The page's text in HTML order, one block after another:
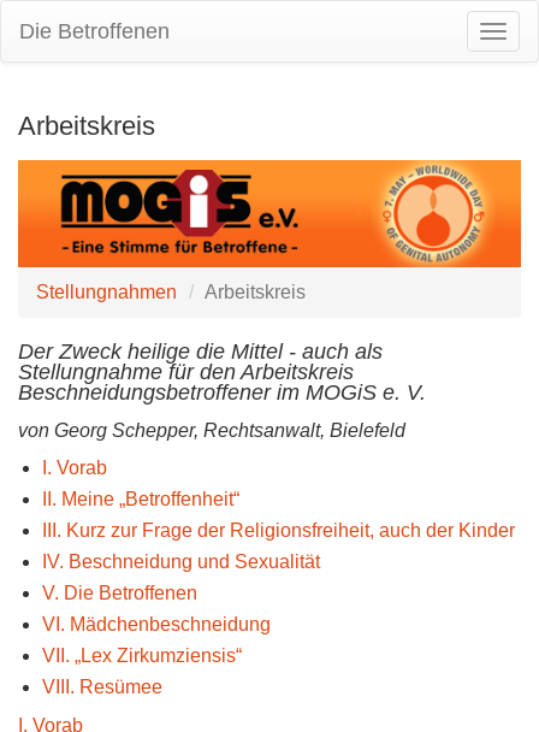
Die Betroffenen
Arbeitskreis
Stellungnahmen Arbeitskreis
Der Zweck heilige die Mittel - auch als
Stellungnahme für den Arbeitskreis
Beschneidungsbetroffener im MOGiS e. V.
von Georg Schepper, Rechtsanwalt, Bielefeld
I. Vorab
II. Meine „Betroffenheit“
III. Kurz zur Frage der Religionsfreiheit, auch der Kinder
IV. Beschneidung und Sexualität
V. Die Betroffenen
VI. Mädchenbeschneidung
VII. „Lex Zirkumziensis“
VIII. Resümee
I. Vorab